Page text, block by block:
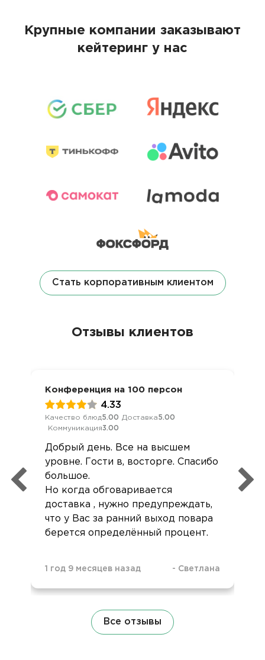
Крупные компании заказывают
кейтеринг у нас
Стать корпоративным клиентом
Отзывы клиентов
Конференция на 100 персон
4.33
Качество блюд5.00 Доставка5.00
Коммуникация3.00
Добрый день. Все на высшем
уровне. Гости в, восторге. Спасибо
большое.
Но когда обговаривается
доставка , нужно предупреждать,
что у Вас за ранний выход повара
берется определённый процент.
1 год 9 месяцев назад - Светлана
Все отзывы